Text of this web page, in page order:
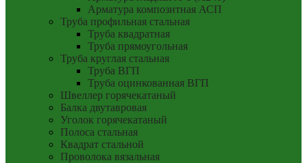
Арматура композитная АСП
Труба профильная стальная
Труба квадратная
Труба прямоугольная
Труба круглая стальная
Труба ВГП
Труба оцинкованная ВГП
Швеллер горячекатаный
Балка двутавровая
Уголок горячекатаный
Полоса стальная
Квадрат стальной
Проволока вязальная